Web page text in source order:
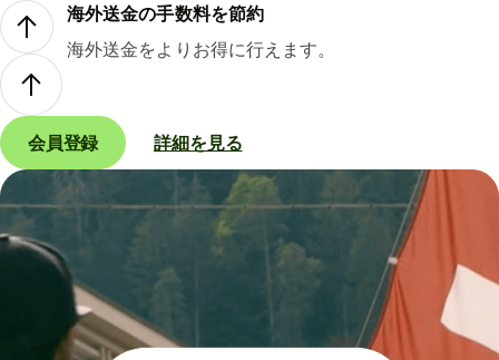
海外送金の手数料を節約
海外送金をよりお得に行えます。
会員登録 詳細を見る